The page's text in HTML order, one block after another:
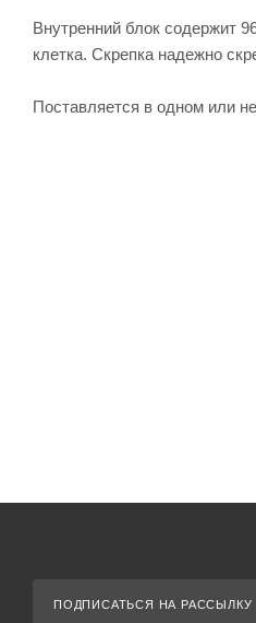
Внутренний блок содержит
клетка. Скрепка надежно
Поставляется в одном или
ПОДПИСАТЬСЯ НА РАССЫЛКУ